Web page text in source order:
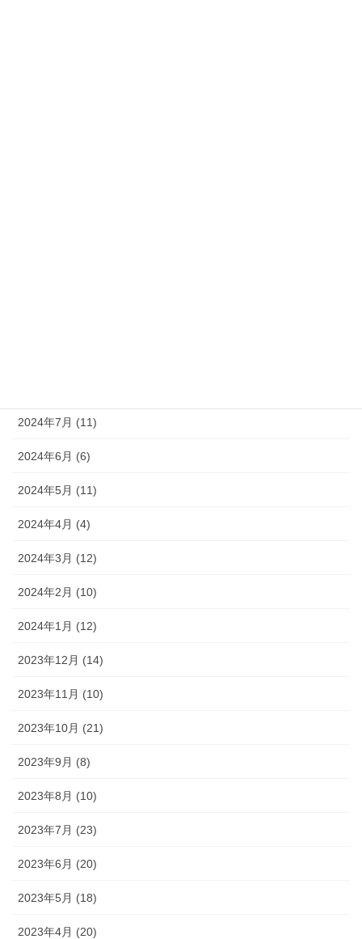
2024年7月 (11)
2024年6月 (6)
2024年5月 (11)
2024年4月 (4)
2024年3月 (12)
2024年2月 (10)
2024年1月 (12)
2023年12月 (14)
2023年11月 (10)
2023年10月 (21)
2023年9月 (8)
2023年8月 (10)
2023年7月 (23)
2023年6月 (20)
2023年5月 (18)
2023年4月 (20)